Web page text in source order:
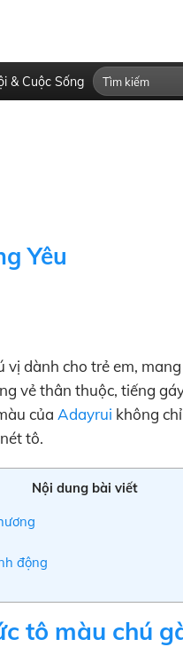
& Cuộc Sống
Yêu
dành cho trẻ em,
vẻ thân thuộc, tiếng
của Adayrui không
tô.
Nội dung bài viết
động
tô màu chú